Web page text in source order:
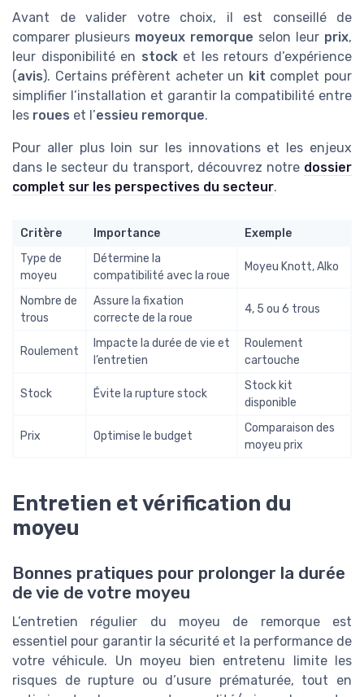
Avant de valider votre choix, il est conseillé de
comparer plusieurs moyeux remorque selon leur prix,
leur disponibilité en stocket les retours d’expérience
(avis). Certains préfèrent acheter un kit complet pour
simplifier l’installation et garantir la compatibilité entre
les roues et l’essieu remorque.
Pour aller plus loin sur les innovations et les enjeux
dans le secteur du transport, découvrez notre dossier
complet sur les perspectives du secteur.
Critère Importance
Exemple
Type de
moyeu
Détermine la
compatibilité avec la roue
Moyeu Knott, Alko
Nombre de
trous
Assure la fixation
correcte de la roue
4, 5 ou 6 trous
Roulement
Impacte la durée de vie et
l’entretien
Roulement
cartouche
Stock Évite la rupture stock
Stock kit
disponible
Prix Optimise le budget
Comparaison des
moyeu prix
Entretien et vérification du
moyeu
Bonnes pratiques pour prolonger la durée
de vie de votre moyeu
L’entretien régulier du moyeu de remorque est
essentiel pour garantir la sécurité et la performance de
votre véhicule. Un moyeu bien entretenu limite les
risques de rupture ou d’usure prématurée, tout en